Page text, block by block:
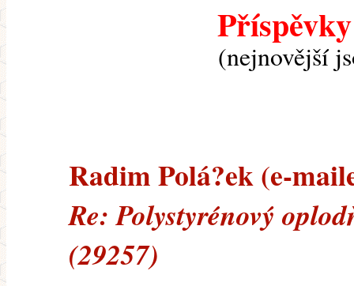
(nejnovější
Radim Polá?ek (e-
Re: Polystyrénový
(29257)